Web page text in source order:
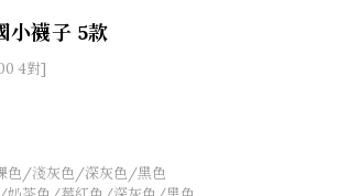
襪子 5款
4對]
色/淺灰色/深灰色/黑色